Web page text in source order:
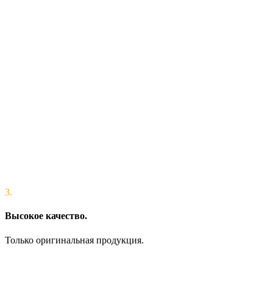
3.
Высокое качество.
Только оригинальная продукция.